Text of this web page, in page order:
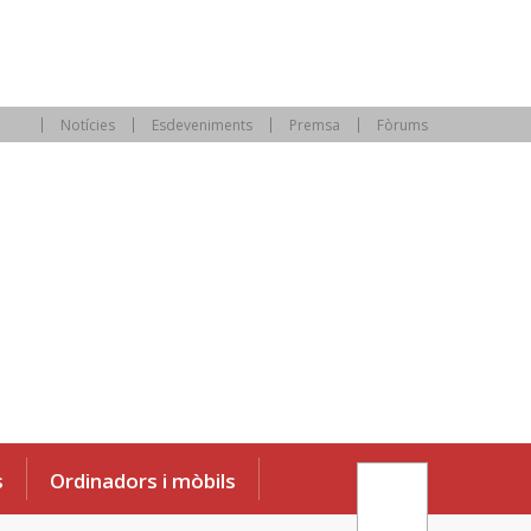
Notícies Esdeveniments Premsa Fòrums
Ordinadors i mòbils